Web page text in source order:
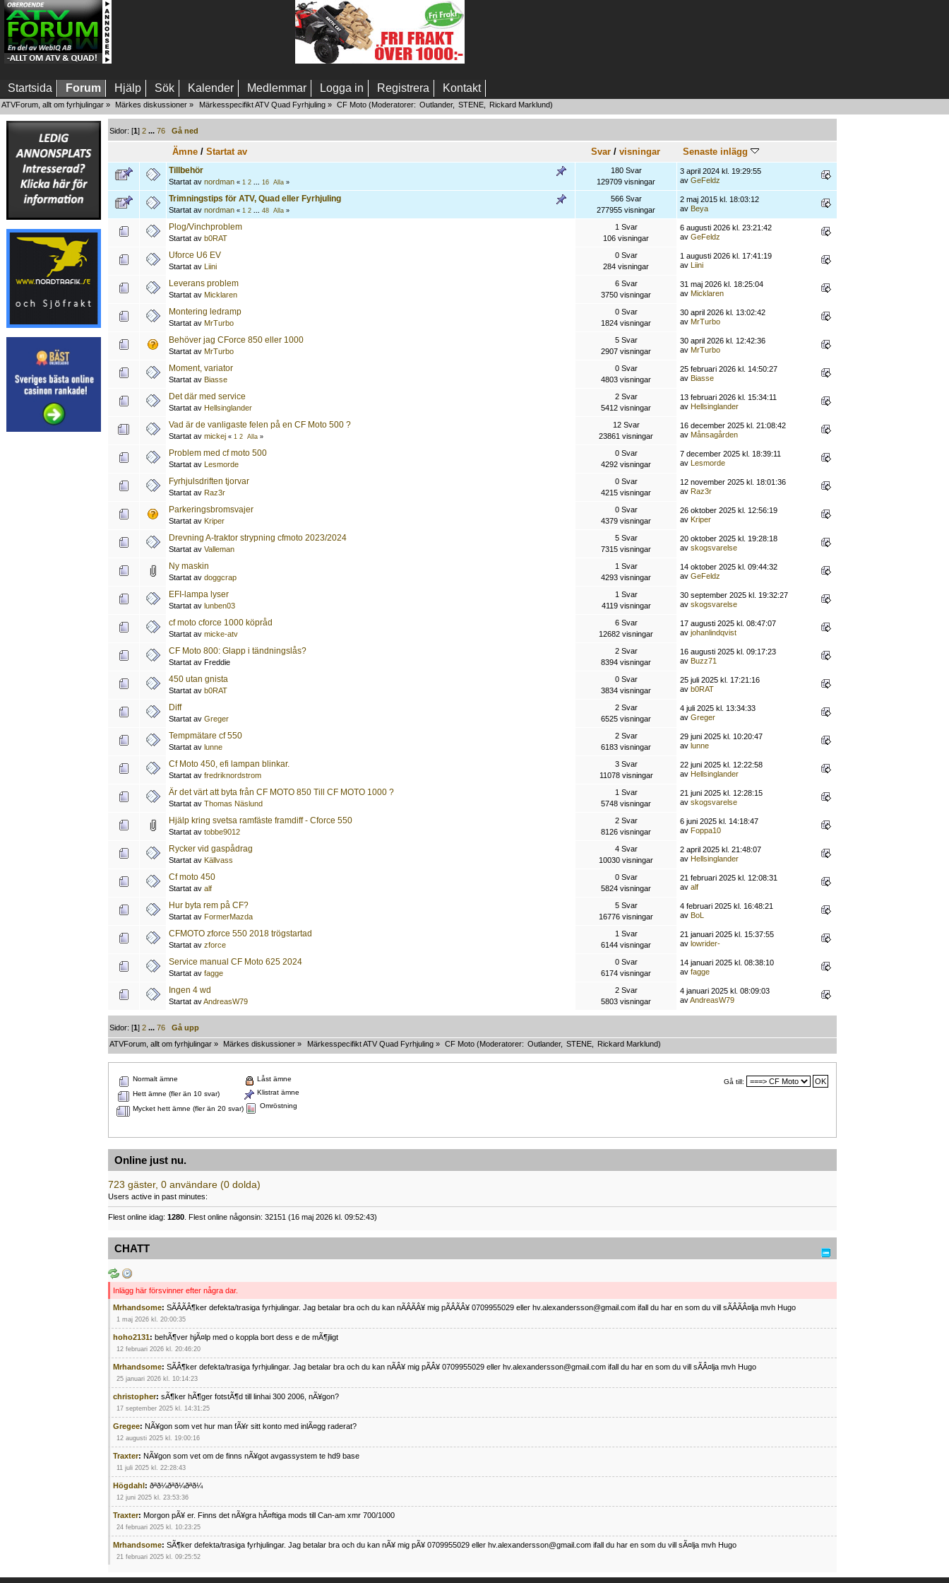
Startsida Forum Hjälp Sök Kalender Medlemmar Logga in Registrera Kontakt
ATVForum, allt om fyrhjulingar » Märkes diskussioner » Märkesspecifikt ATV Quad Fyrhjuling» CF Moto(Moderatorer: Outlander, STENE, Rickard Marklund)
Sidor: [1]2 ...76 Gå ned
Ämne /Startat av Svar / visningar Senaste inlägg
Tillbehör
Startat av nordman « 1 2 16 Alla »
180 Svar
129709 visningar
3 april 2024 kl. 19:29:55
av GeFeldz
Trimningstips för ATV, Quad eller Fyrhjuling
Startat av nordman « 1 2 48 Alla »
566 Svar
277955 visningar
2 maj 2015 kl. 18:03:12
av Beya
Plog/Vinchproblem
Startat av b0RAT
1 Svar
106 visningar
6 augusti 2026 kl. 23:21:42
av GeFeldz
Uforce U6 EV
Startat av Liini
0 Svar
284 visningar
1 augusti 2026 kl. 17:41:19
av Liini
Leverans problem
Startat av Micklaren
6 Svar
3750 visningar
31 maj 2026 kl. 18:25:04
av Micklaren
Montering ledramp
Startat av MrTurbo
0 Svar
1824 visningar
30 april 2026 kl. 13:02:42
av MrTurbo
Behöver jag CForce 850 eller 1000
Startat av MrTurbo
5 Svar
2907 visningar
30 april 2026 kl. 12:42:36
av MrTurbo
Moment, variator
Startat av Biasse
0 Svar
4803 visningar
25 februari 2026 kl. 14:50:27
av Biasse
Det där med service
Startat av Hellsinglander
2 Svar
5412 visningar
13 februari 2026 kl. 15:34:11
av Hellsinglander
Vad är de vanligaste felen på en CF Moto 500 ?
Startat av mickej « 1 2 Alla »
12 Svar
23861 visningar
16 december 2025 kl. 21:08:42
av Månsagården
Problem med cf moto 500
Startat av Lesmorde
0 Svar
4292 visningar
7 december 2025 kl. 18:39:11
av Lesmorde
Fyrhjulsdriften tjorvar
Startat av Raz3r
0 Svar
4215 visningar
12 november 2025 kl. 18:01:36
av Raz3r
Parkeringsbromsvajer
Startat av Kriper
0 Svar
4379 visningar
26 oktober 2025 kl. 12:56:19
av Kriper
Drevning A-traktor strypning cfmoto 2023/2024
Startat av Valleman
5 Svar
7315 visningar
20 oktober 2025 kl. 19:28:18
av skogsvarelse
Ny maskin
Startat av doggcrap
1 Svar
4293 visningar
14 oktober 2025 kl. 09:44:32
av GeFeldz
EFI-lampa lyser
Startat av lunben03
1 Svar
4119 visningar
30 september 2025 kl. 19:32:27
av skogsvarelse
cf moto cforce 1000 köpråd
Startat av micke-atv
6 Svar
12682 visningar
17 augusti 2025 kl. 08:47:07
av johanlindqvist
CF Moto 800: Glapp i tändningslås?
Startat av Freddie
2 Svar
8394 visningar
16 augusti 2025 kl. 09:17:23
av Buzz71
450 utan gnista
Startat av b0RAT
0 Svar
3834 visningar
25 juli 2025 kl. 17:21:16
av b0RAT
Diff
Startat av Greger
2 Svar
6525 visningar
4 juli 2025 kl. 13:34:33
av Greger
Tempmätare cf 550
Startat av lunne
2 Svar
6183 visningar
29 juni 2025 kl. 10:20:47
av lunne
Cf Moto 450, efi lampan blinkar.
Startat av fredriknordstrom
3 Svar
11078 visningar
22 juni 2025 kl. 12:22:58
av Hellsinglander
Är det värt att byta från CF MOTO 850 Till CF MOTO 1000 ?
Startat av Thomas Näslund
1 Svar
5748 visningar
21 juni 2025 kl. 12:28:15
av skogsvarelse
Hjälp kring svetsa ramfäste framdiff - Cforce 550
Startat av tobbe9012
2 Svar
8126 visningar
6 juni 2025 kl. 14:18:47
av Foppa10
Rycker vid gaspådrag
Startat av Källvass
4 Svar
10030 visningar
2 april 2025 kl. 21:48:07
av Hellsinglander
Cf moto 450
Startat av alf
0 Svar
5824 visningar
21 februari 2025 kl. 12:08:31
av alf
Hur byta rem på CF?
Startat av FormerMazda
5 Svar
16776 visningar
4 februari 2025 kl. 16:48:21
av BoL
CFMOTO zforce 550 2018 trögstartad
Startat av zforce
1 Svar
6144 visningar
21 januari 2025 kl. 15:37:55
av lowrider-
Service manual CF Moto 625 2024
Startat av fagge
0 Svar
6174 visningar
14 januari 2025 kl. 08:38:10
av fagge
Ingen 4 wd
Startat avAndreasW79
2 Svar
5803 visningar
4 januari 2025 kl. 08:09:03
avAndreasW79
Sidor: [1]2 ...76
Gå upp
ATVForum, allt om fyrhjulingar » Märkes diskussioner » Märkesspecifikt ATV Quad Fyrhjuling» CF Moto(Moderatorer: Outlander, STENE, Rickard Marklund)
Gå till:
Normalt ämne
Hett ämne (fler än 10 svar)
Mycket hett ämne (fler än 20 svar)
Låst ämne
Klistrat ämne
Omröstning
Online just nu.
723 gäster, 0 användare (0 dolda)
Users active in past minutes:
Flest online idag: 1280 . Flest online någonsin: 32151 (16 maj 2026 kl. 09:52:43)
CHATT
Inlägg här försvinner efter några dar.
Mrhandsome: SÃÂÃÂ¶ker defekta/trasiga fyrhjulingar. Jag betalar bra och du kan nÃÂÃÂ¥ mig pÃÂÃÂ¥ 0709955029 eller hv.alexandersson@gmail.com ifall du har en som du vill sÃÂÃÂ¤lja mvh Hugo
1 maj 2026 kl. 20:00:35
hoho2131: behÃ¶ver hjÃ¤lp med o koppla bort dess e de mÃ¶jligt
12 februari 2026 kl. 20:46:20
Mrhandsome: SÃÂ¶ker defekta/trasiga fyrhjulingar. Jag betalar bra och du kan nÃÂ¥ mig pÃÂ¥ 0709955029 eller hv.alexandersson@gmail.com ifall du har en som du vill sÃÂ¤lja mvh Hugo
25 januari 2026 kl. 10:14:23
christopher: sÃ¶ker hÃ¶ger fotstÃ¶d till linhai 300 2006, nÃ¥gon?
17 september 2025 kl. 14:31:25
Gregee: NÃ¥gon som vet hur man fÃ¥r sitt konto med inlÃ¤gg raderat?
12 augusti 2025 kl. 19:00:16
Traxter: NÃ¥gon som vet om de finns nÃ¥got avgassystem te hd9 base
11 juli 2025 kl. 22:28:43
Högdahl: ðªð¼ðªð¼ðªð¼
12 juni 2025 kl. 23:53:36
Traxter: Morgon pÃ¥ er. Finns det nÃ¥gra hÃ¤ftiga mods till Can-am xmr 700/1000
24 februari 2025 kl. 10:23:25
Mrhandsome: SÃ¶ker defekta/trasiga fyrhjulingar. Jag betalar bra och du kan nÃ¥ mig pÃ¥ 0709955029 eller hv.alexandersson@gmail.com ifall du har en som du vill sÃ¤lja mvh Hugo
21 februari 2025 kl. 09:25:52